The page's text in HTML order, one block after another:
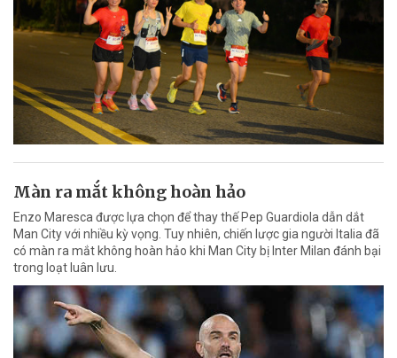
Màn ra mắt không hoàn hảo
Enzo Maresca được lựa chọn để thay thế Pep Guardiola dẫn dắt
Man City với nhiều kỳ vọng. Tuy nhiên, chiến lược gia người Italia đã
có màn ra mắt không hoàn hảo khi Man City bị Inter Milan đánh bại
trong loạt luân lưu.